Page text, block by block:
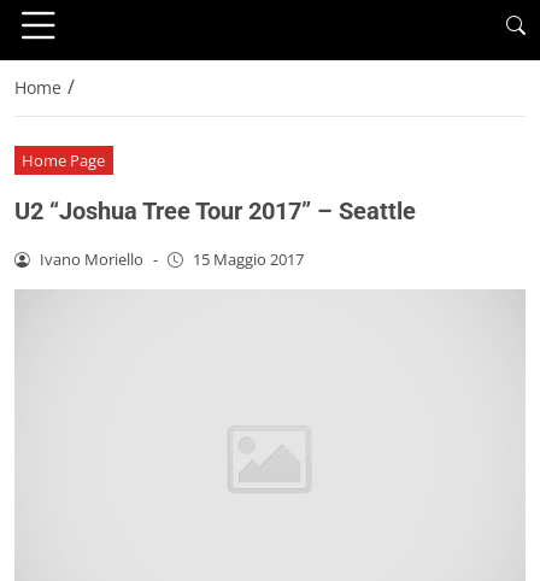
Home /
Home Page
U2 “Joshua Tree Tour 2017” – Seattle
Ivano Moriello - 15 Maggio 2017